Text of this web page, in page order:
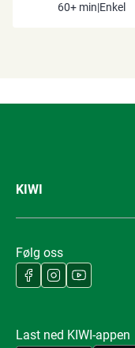
60+ min|Enkel
KIWI
Følg oss
Last ned KIWI-appen